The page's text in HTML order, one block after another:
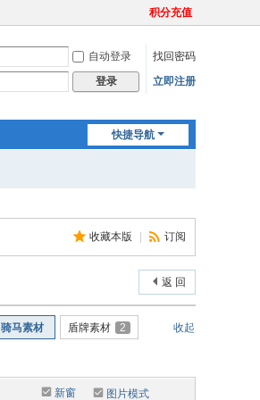
积分充值
自动登录
找回密码
登录 立即注册
快捷导航
收藏本版 订阅
返 回
收起
骑马素材 盾牌素材 2
新窗 图片模式